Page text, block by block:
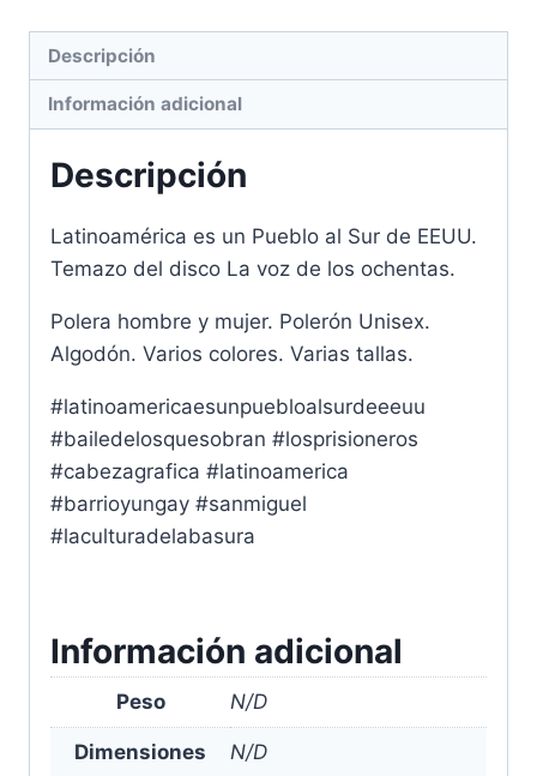
cantidad
Descripción
Información adicional
Descripción
Latinoamérica es un Pueblo al Sur de EEUU.
Temazo del disco La voz de los ochentas.
Polera hombre y mujer. Polerón Unisex.
Algodón. Varios colores. Varias tallas.
#latinoamericaesunpuebloalsurdeeeuu
#bailedelosquesobran #losprisioneros
#cabezagrafica #latinoamerica
#barrioyungay #sanmiguel
#laculturadelabasura
Información adicional
Peso N/D
Dimensiones N/D